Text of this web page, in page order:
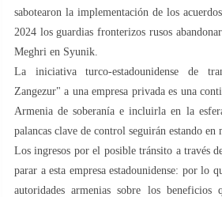
sabotearon la implementación de los
2024 los guardias fronterizos rusos
Meghri en Syunik.
La iniciativa turco-estadounidense de
Zangezur" a una empresa privada es una
Armenia de soberanía e incluirla en la
palancas clave de control seguirán estando en
Los ingresos por el posible tránsito a través
parar a esta empresa estadounidense: por lo
autoridades armenias sobre los beneficios